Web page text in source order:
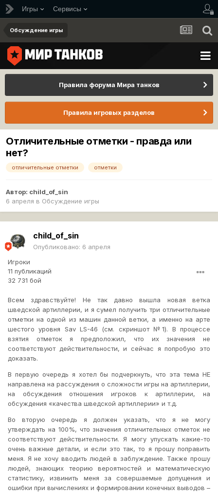
Игры Сервисы
Обсуждение игры
Правила форума Мира танков
Правила игровых разделов
Отличительные отметки - правда или
нет?
отличительные отметки отметки
Автор: child_of_sin
6 апреля в Обсуждение игры
child_of_sin
Опубликовано: 6 апреля
Игроки
11 публикаций
32 731 бой
Всем здравствуйте! Не так давно вышла новая ветка
шведской артиллерии, и я сумел получить три отличительные
отметки на одной из машин данной ветки, а именно на арте
шестого уровня Sav LS-46 (см. скриншот №1). В процессе
взятия отметок я предположил, что их значения не
соответствуют действительности, и сейчас я попробую это
доказать.
В первую очередь я хотел бы подчеркнуть, что эта тема НЕ
направлена на рассуждения о сложности игры на артиллерии,
на обсуждения отношения игроков к артиллерии, на
обсуждения «качества шведской артиллерии» и т.д.
Во вторую очередь я должен указать, что я не могу
утверждать на 100%, что значения отличительных отметок не
соответствуют действительности. Я могу упускать какие-то
очень важные детали, и если это так, то я прошу поправить
меня. Я не хочу вводить людей в заблуждение. Также прошу
людей, знающих теорию вероятностей и математическую
статистику, извинить меня за совершаемые допущения и
ошибки при вычислениях и формировании конечных выводов –